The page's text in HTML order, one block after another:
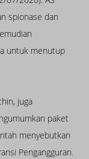
spionase dan
untuk menutup
juga
paket
menyebutkan
Pengangguran.